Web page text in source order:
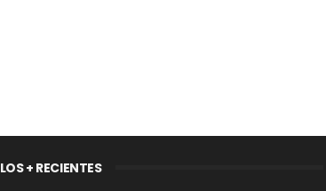
LOS + RECIENTES